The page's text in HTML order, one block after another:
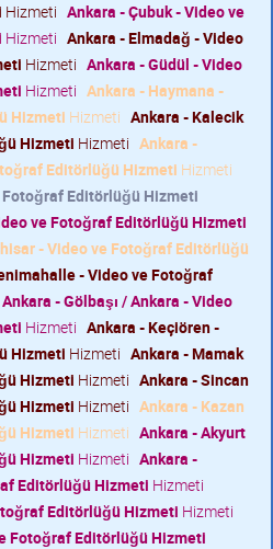
Hizmeti Ankara - Çubuk - Video ve
Hizmeti Ankara - Elmadağ - Video
Hizmeti Ankara - Güdül - Video
Hizmeti Ankara - Haymana -
Hizmeti Hizmeti Ankara - Kalecik
Hizmeti Hizmeti Ankara -
Editörlüğü Hizmeti Hizmeti
Fotoğraf Editörlüğü Hizmeti
ve Fotoğraf Editörlüğü Hizmeti
- Video ve Fotoğraf Editörlüğü
- Video ve Fotoğraf
Ankara - Gölbaşı / Ankara - Video
Hizmeti Ankara - Keçiören -
Hizmeti Hizmeti Ankara - Mamak
Hizmeti Hizmeti Ankara - Sincan
Hizmeti Hizmeti Ankara - Kazan
Hizmeti Hizmeti Ankara - Akyurt
Hizmeti Hizmeti Ankara -
Editörlüğü Hizmeti Hizmeti
Editörlüğü Hizmeti Hizmeti
Fotoğraf Editörlüğü Hizmeti